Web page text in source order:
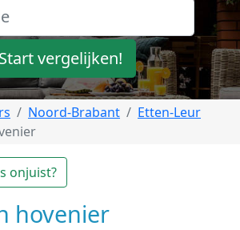
Start vergelijken!
Noord-Brabant
Etten-Leur
onjuist?
hovenier